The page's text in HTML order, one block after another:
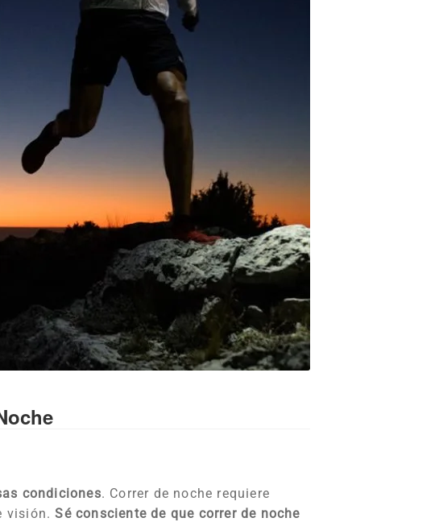
condiciones. Correr de noche requiere
visión.Sé consciente de que correr de noche